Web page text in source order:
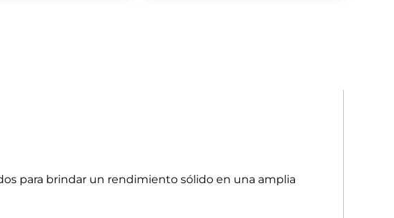
para brindar un rendimiento sólido en una amplia